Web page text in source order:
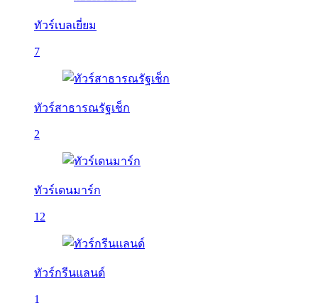
ทัวร์เบลเยี่ยม
7
ทัวร์สาธารณรัฐเช็ก
2
ทัวร์เดนมาร์ก
12
ทัวร์กรีนแลนด์
1